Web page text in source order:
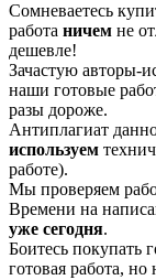
Сомневаетесь
работа ничем не
дешевле!
Зачастую авторы-
наши готовые
разы дороже.
Антиплагиат
используем
работе).
Мы проверяем
Времени на
уже сегодня.
Боитесь покупать
готовая работа, но